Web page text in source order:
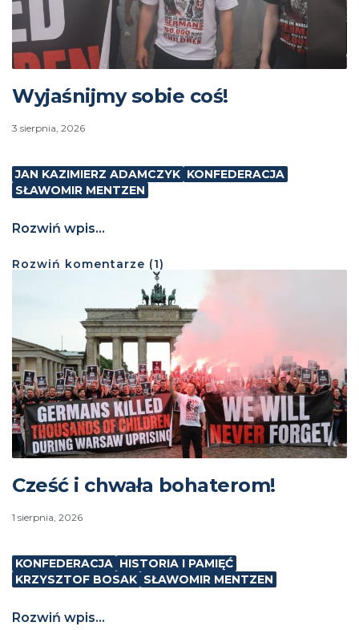
Wyjaśnijmy sobie coś!
3 sierpnia, 2026
JAN KAZIMIERZ ADAMCZYK KONFEDERACJA
SŁAWOMIR MENTZEN
Rozwiń wpis...
Rozwiń komentarze (1)
Cześć i chwała bohaterom!
1 sierpnia, 2026
KONFEDERACJA HISTORIA I PAMIĘĆ
KRZYSZTOF BOSAK SŁAWOMIR MENTZEN
Rozwiń wpis...